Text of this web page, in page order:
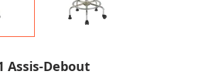
Assis-Debout